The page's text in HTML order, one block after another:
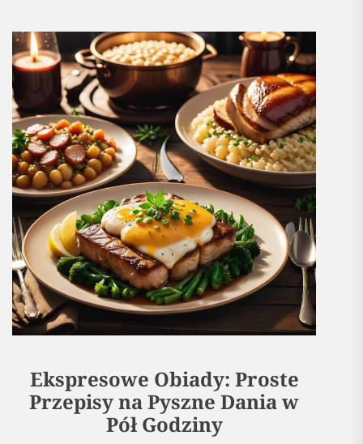
Ekspresowe Obiady: Proste
Przepisy na Pyszne Dania w
Pół Godziny